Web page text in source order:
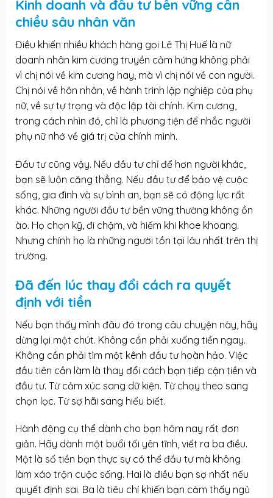
Kinh doanh và đầu tư bền vững cần
chiều sâu nhân văn
Điều khiến nhiều khách hàng gọi Lê Thị Huế là nữ
doanh nhân kim cương truyền cảm hứng không phải
vì chị nói về kim cương hay, mà vì chị nói về con người.
Chị nói về hôn nhân, về hành trình lập nghiệp của phụ
nữ, về sự tự trọng và độc lập tài chính. Kim cương,
trong cách nhìn đó, chỉ là phương tiện để nhắc người
phụ nữ nhớ về giá trị của chính mình.
Đầu tư cũng vậy. Nếu đầu tư chỉ để hơn người khác,
bạn sẽ luôn căng thẳng. Nếu đầu tư để bảo vệ cuộc
sống, gia đình và sự bình an, bạn sẽ có động lực rất
khác. Những người đầu tư bền vững thường không ồn
ào. Họ chọn kỹ, đi chậm, và hiếm khi khoe khoang.
Nhưng chính họ là những người tồn tại lâu nhất trên thị
trường.
Đã đến lúc thay đổi cách ra quyết
định với tiền
Nếu bạn thấy mình đâu đó trong câu chuyện này, hãy
dừng lại một chút. Không cần phải xuống tiền ngay.
Không cần phải tìm một kênh đầu tư hoàn hảo. Việc
đầu tiên cần làm là thay đổi cách bạn tiếp cận tiền và
đầu tư. Từ cảm xúc sang dữ kiện. Từ chạy theo sang
chọn lọc. Từ sợ hãi sang hiểu biết.
Hành động cụ thể dành cho bạn hôm nay rất đơn
giản. Hãy dành một buổi tối yên tĩnh, viết ra ba điều.
Một là số tiền bạn thực sự có thể đầu tư mà không
làm xáo trộn cuộc sống. Hai là điều bạn sợ nhất nếu
quyết định sai. Ba là tiêu chí khiến bạn cảm thấy ngủ